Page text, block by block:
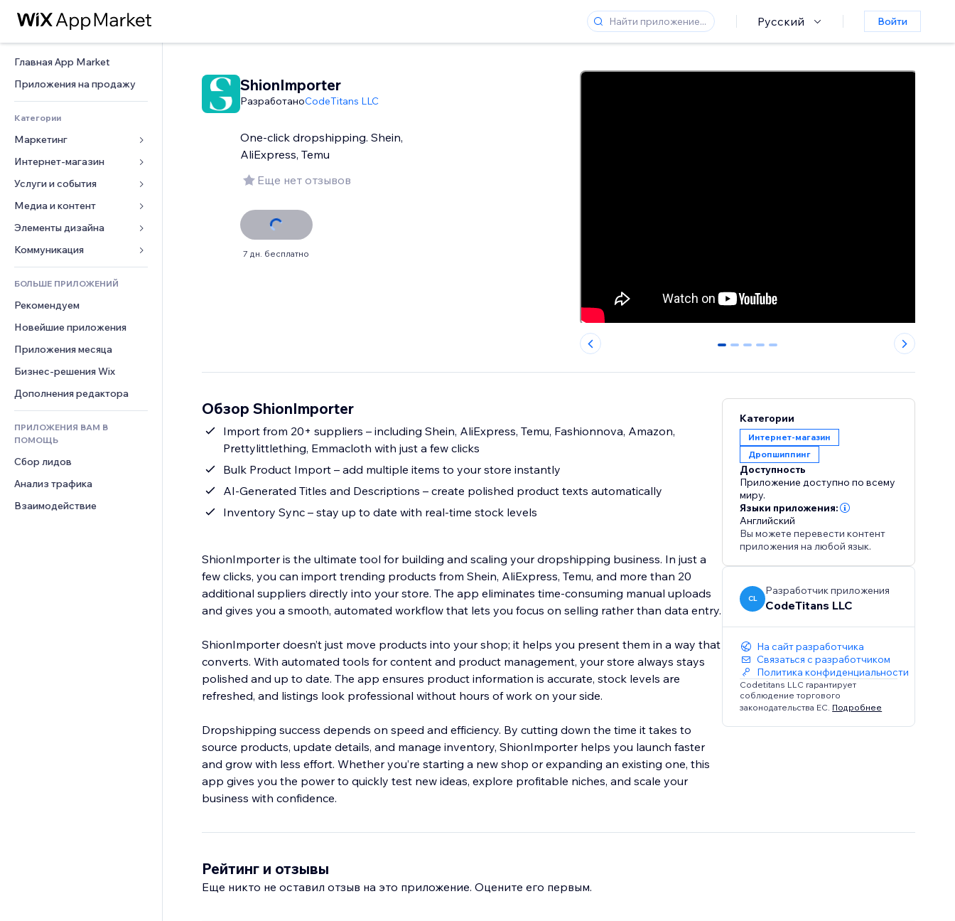
Русский Войти
Главная App Market
Приложения на продажу
Категории
Маркетинг
Реклама
Моб. версия
Веб-аналитика
Списки сайтов
Эл. почта
Интернет-магазин
Приложения для магазинов
Доставка
Кнопки продаж
Бухгалтерский учет
Купоны и лояльность
Складские услуги
Еда и напитки
Услуги и события
Отели
События
Рестораны
Недвижимость
Онлайн-запись
Медиа и контент
Галерея
Музыка
Подкасты
Фотография
Видео
PDF
Обмен файлами
Новости
Элементы дизайна
Карты и навигация
Конфиденциальность и
безопасность
Часы
Баннеры и значки
Калькуляторы
Погода
Графики и таблицы
Формы
Опросы
Чат
Комментарии
Телефон
Сообщество
Отзывы и комментарии
Управление отношениями с
клиентом (CRM)
БОЛЬШЕ ПРИЛОЖЕНИЙ
Рекомендуем
Новейшие приложения
Приложения месяца
Бизнес-решения Wix
Дополнения редактора
ПРИЛОЖЕНИЯ ВАМ В
ПОМОЩЬ
Сбор лидов
Анализ трафика
Взаимодействие
ShionImporter
РазработаноCodeTitans LLC
One-click dropshipping. Shein,
AliExpress, Temu
Еще нет отзывов
7 дн. бесплатно
0 1 2 3 4
Обзор ShionImporter
Import from 20+ suppliers – including Shein, AliExpress, Temu, Fashionnova, Amazon,
Prettylittlething, Emmacloth with just a few clicks
Bulk Product Import – add multiple items to your store instantly
AI-Generated Titles and Descriptions – create polished product texts automatically
Inventory Sync – stay up to date with real-time stock levels
ShionImporter is the ultimate tool for building and scaling your dropshipping business. In just a
few clicks, you can import trending products from Shein, AliExpress, Temu, and more than 20
additional suppliers directly into your store. The app eliminates time-consuming manual uploads
and gives you a smooth, automated workflow that lets you focus on selling rather than data entry.
ShionImporter doesn’t just move products into your shop; it helps you present them in a way that
converts. With automated tools for content and product management, your store always stays
polished and up to date. The app ensures product information is accurate, stock levels are
refreshed, and listings look professional without hours of work on your side.
Dropshipping success depends on speed and efficiency. By cutting down the time it takes to
source products, update details, and manage inventory, ShionImporter helps you launch faster
and grow with less effort. Whether you’re starting a new shop or expanding an existing one, this
app gives you the power to quickly test new ideas, explore profitable niches, and scale your
business with confidence.
Категории
Интернет-магазин
Дропшиппинг
Доступность
Приложение доступно по всему
миру.
Языки приложения:
Английский
Вы можете перевести контент
приложения на любой язык.
CL
Разработчик приложения
CodeTitans LLC
На сайт разработчика
Связаться с разработчиком
Политика конфиденциальности
Codetitans LLC гарантирует
соблюдение торгового
законодательства ЕС. Подробнее
Рейтинг и отзывы
Еще никто не оставил отзыв на это приложение. Оцените его первым.